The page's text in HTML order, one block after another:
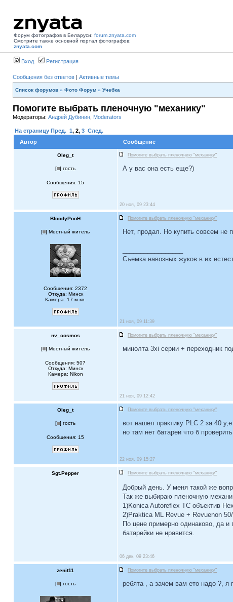
Форум фотографов в Беларуси: forum.znyata.com
Смотрите также основной портал фотографов:
znyata.com
Вход Регистрация
Сообщения без ответов | Активные темы
Список форумов » Фото Форум » Учебка
Помогите выбрать пленочную "механику"
Модераторы: Андрей Дубинин Moderators
На страницу Пред. 1, 2, 3 След.
Автор
Сообщение
Oleg_t Помогите выбрать пленочную "механику"
[ ] гость
Сообщения: 15
А у вас она есть еще?)
20 ноя, 09 23:44
BloodyPooH Помогите выбрать пленочную "механику"
[ ] Местный житель
Сообщения: 2372
Откуда: Минск
Камера: 17 м.кв.
Нет, продал. Но купить совсем не
Съемка навозных жуков в их
21 ноя, 09 11:39
nv_cosmos Помогите выбрать пленочную "механику"
[ ] Местный житель
Сообщения: 507
Откуда: Минск
Камера: Nikon
минолта 3xi серии + переходник
21 ноя, 09 12:42
Oleg_t Помогите выбрать пленочную "механику"
[ ] гость
Сообщения: 15
вот нашел практику PLC 2 за 40 у,е
но там нет батареи что б
22 ноя, 09 15:27
Sgt.Pepper Помогите выбрать пленочную "механику"
Добрый день. У меня такой же
Так же выбираю пленочную
1)Konica Autoreflex TC объектив
2)Praktica ML Revue + Revuenon
По цене примерно одинаково, да
батарейки не нравится.
06 дек, 09 23:46
zenit11 Помогите выбрать пленочную "механику"
[ ] гость ребята , а зачем вам ето надо ?,